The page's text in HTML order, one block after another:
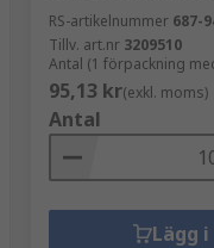
RS-artikelnummer 687-
Tillv. art.nr 3209510
Antal (1 förpackning
95,13 kr(exkl. moms)
Antal
Lägg